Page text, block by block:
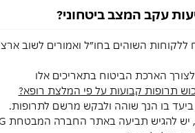
עקב המצב ביטחוני?
ללקוחות השוהים בחו״ל ואמורים לשוב
הארכת הביטוח בתאריכים אלו
תרופות קבועות על פי המלצת רופא?
ביעד בו הנך שוהה ולבקש מרשם לתרופות.
יש להגיש תביעה באתר החברה המבטחת